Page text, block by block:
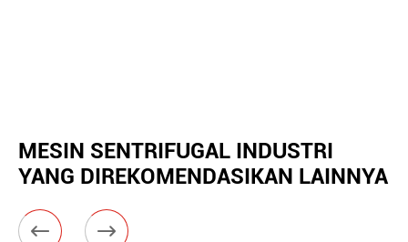
MESIN SENTRIFUGAL INDUSTRI
YANG DIREKOMENDASIKAN LAINNYA
 